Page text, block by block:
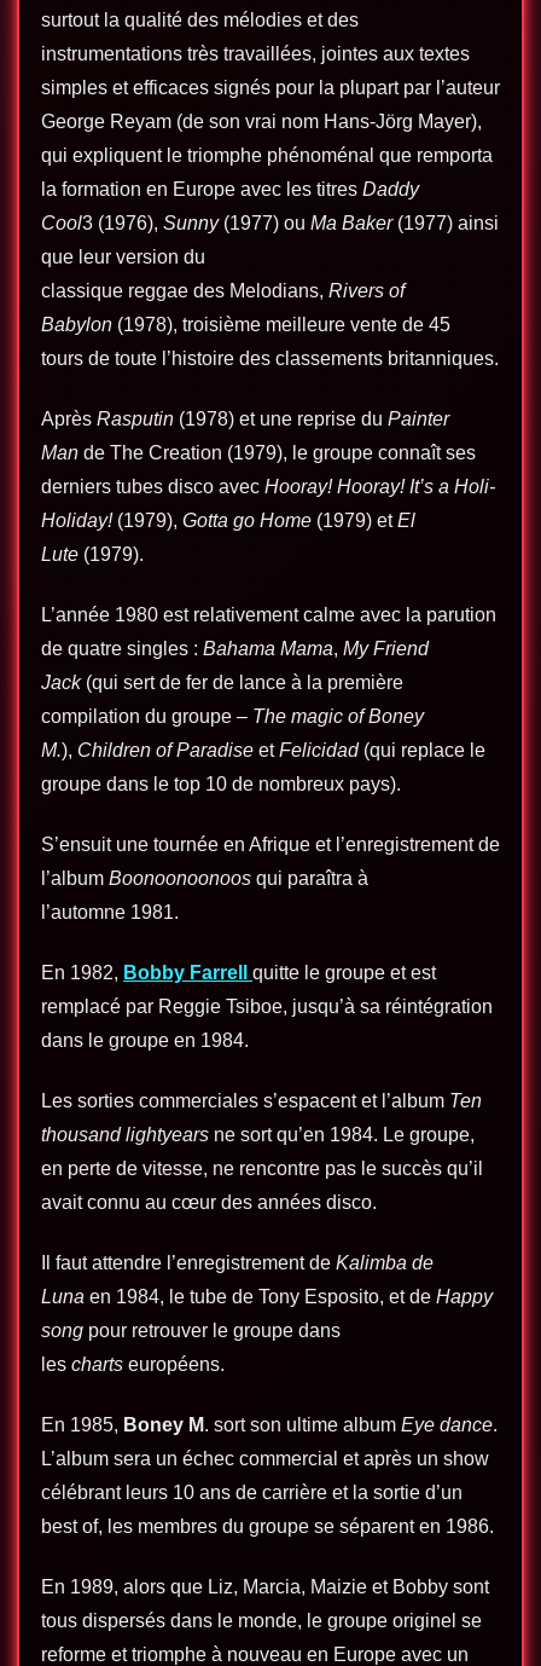
surtout la qualité des mélodies et des
instrumentations très travaillées, jointes aux textes
simples et efficaces signés pour la plupart par l’auteur
George Reyam (de son vrai nom Hans-Jörg Mayer),
qui expliquent le triomphe phénoménal que remporta
la formation en Europe avec les titres Daddy
Cool3 (1976), Sunny(1977) ou Ma Baker(1977) ainsi
que leur version du
classique reggae des Melodians, Rivers of
Babylon (1978), troisième meilleure vente de 45
tours de toute l’histoire des classements britanniques.
Après Rasputin (1978) et une reprise du Painter
Man de The Creation (1979), le groupe connaît ses
derniers tubes disco avec Hooray! Hooray! It’s a Holi-
Holiday!(1979), Gotta go Home (1979) etEl
Lute (1979).
L’année 1980 est relativement calme avec la parution
de quatre singles : Bahama Mama, My Friend
Jack(qui sert de fer de lance à la première
compilation du groupe – The magic of Boney
M.), Children of Paradise etFelicidad(qui replace le
groupe dans le top 10 de nombreux pays).
S’ensuit une tournée en Afrique et l’enregistrement de
l’album Boonoonoonoos qui paraîtra à
l’automne 1981.
En 1982, Bobby Farrell
quitte le groupe et est
remplacé par Reggie Tsiboe, jusqu’à sa réintégration
dans le groupe en 1984.
Les sorties commerciales s’espacent et l’album Ten
thousand lightyears ne sort qu’en 1984. Le groupe,
en perte de vitesse, ne rencontre pas le succès qu’il
avait connu au cœur des années disco.
Il faut attendre l’enregistrement de Kalimba de
Luna en 1984, le tube de Tony Esposito, et de Happy
song pour retrouver le groupe dans
les charts européens.
En 1985, Boney M. sort son ultime album Eye dance.
L’album sera un échec commercial et après un show
célébrant leurs 10 ans de carrière et la sortie d’un
best of, les membres du groupe se séparent en 1986.
En 1989, alors que Liz, Marcia, Maizie et Bobby sont
tous dispersés dans le monde, le groupe originel se
reforme et triomphe à nouveau en Europe avec un